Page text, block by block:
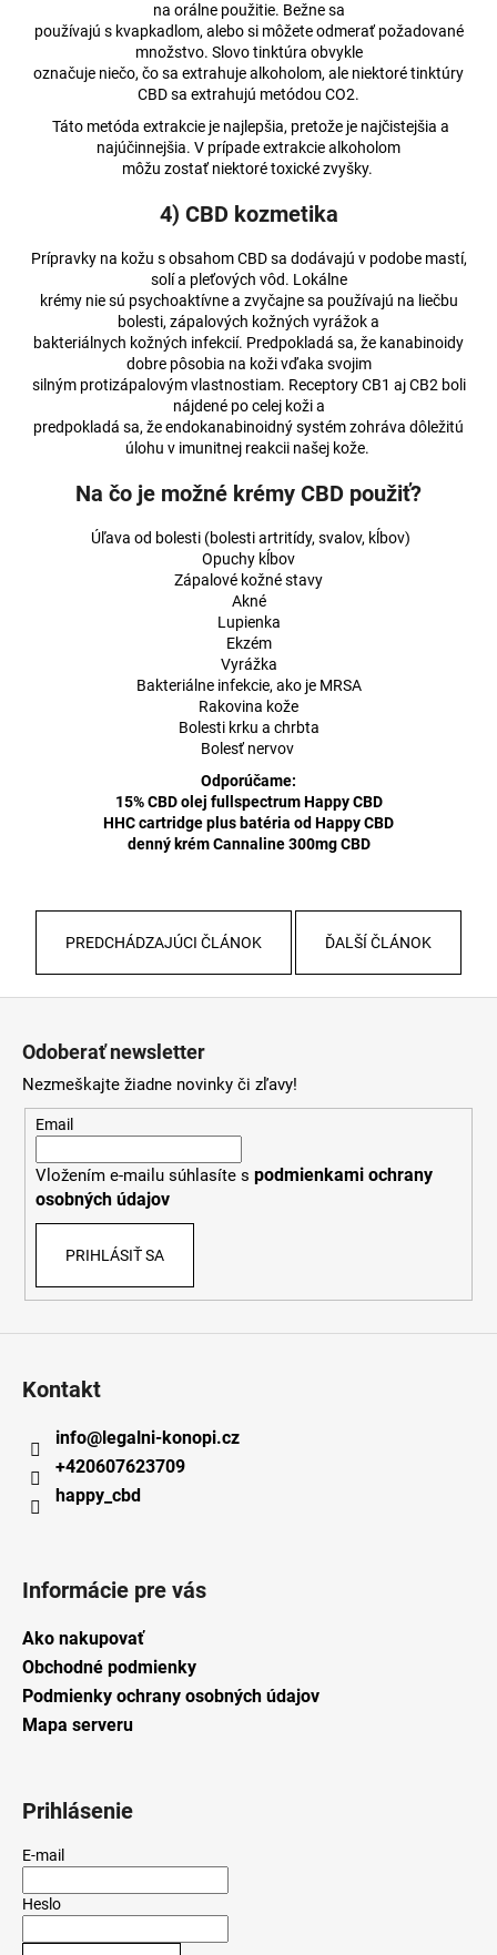
na orálne použitie. Bežne sa
používajú s kvapkadlom, alebo si môžete odmerať požadované
množstvo. Slovo tinktúra obvykle
označuje niečo, čo sa extrahuje alkoholom, ale niektoré tinktúry
CBD sa extrahujú metódou CO2.
Táto metóda extrakcie je najlepšia, pretože je najčistejšia a
najúčinnejšia. V prípade extrakcie alkoholom
môžu zostať niektoré toxické zvyšky.
4) CBD kozmetika
Prípravky na kožu s obsahom CBD sa dodávajú v podobe mastí,
solí a pleťových vôd. Lokálne
krémy nie sú psychoaktívne a zvyčajne sa používajú na liečbu
bolesti, zápalových kožných vyrážok a
bakteriálnych kožných infekcií. Predpokladá sa, že kanabinoidy
dobre pôsobia na koži vďaka svojim
silným protizápalovým vlastnostiam. Receptory CB1 aj CB2 boli
nájdené po celej koži a
predpokladá sa, že endokanabinoidný systém zohráva dôležitú
úlohu v imunitnej reakcii našej kože.
Na čo je možné krémy CBD použiť?
Úľava od bolesti (bolesti artritídy, svalov, kĺbov)
Opuchy kĺbov
Zápalové kožné stavy
Akné
Lupienka
Ekzém
Vyrážka
Bakteriálne infekcie, ako je MRSA
Rakovina kože
Bolesti krku a chrbta
Bolesť nervov
Odporúčame:
15% CBD olej fullspectrum Happy CBD
HHC cartridge plus batéria od Happy CBD
denný krém Cannaline 300mg CBD
PREDCHÁDZAJÚCI ČLÁNOK ĎALŠÍ ČLÁNOK
Odoberať newsletter
Nezmeškajte žiadne novinky či zľavy!
Email
Vložením e-mailu súhlasíte s podmienkami ochrany
osobných údajov
PRIHLÁSIŤ SA
Kontakt
info@legalni-konopi.cz
+420607623709
happy_cbd
Informácie pre vás
Ako nakupovať
Obchodné podmienky
Podmienky ochrany osobných údajov
Mapa serveru
Prihlásenie
E-mail
Heslo